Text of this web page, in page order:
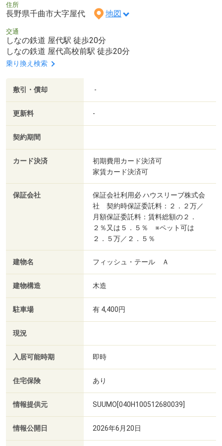
住所
長野県千曲市大字屋代 地図
交通
しなの鉄道 屋代駅 徒歩20分
しなの鉄道 屋代高校前駅 徒歩20分
乗り換え検索
敷引・償却 -
更新料 -
契約期間
カード決済
初期費用カード決済可
家賃カード決済可
保証会社
保証会社利用必 ハウスリーブ株式会
社 契約時保証委託料：２．２万／
月額保証委託料：賃料総額の２．
２％又は５．５％ ※ペット可は
２．５万／２．５％
建物名 フィッシュ・テール Ａ
建物構造 木造
駐車場 有 4,400円
現況
入居可能時期 即時
住宅保険 あり
情報提供元 SUUMO[040H100512680039]
情報公開日 2026年6月20日